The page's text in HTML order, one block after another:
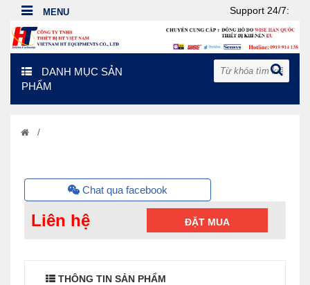
Support 24/7:
DANH MỤC SẢN
PHẨM
/
Chat qua facebook
Liên hệ ĐẶT MUA
THÔNG TIN SẢN PHẨM